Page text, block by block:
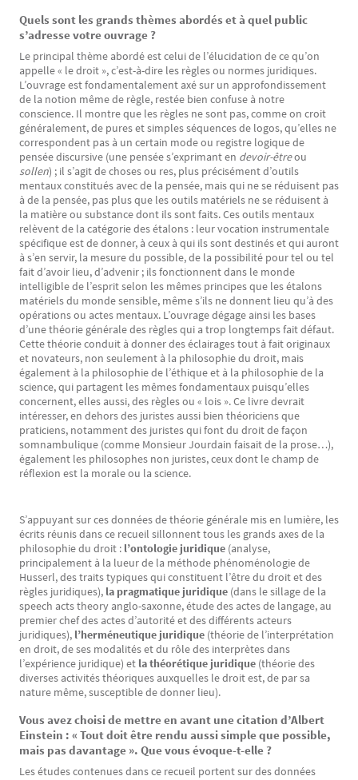
Quels sont les grands thèmes abordés et à quel public
s’adresse votre ouvrage ?
Le principal thème abordé est celui de l’élucidation de ce qu’on
appelle « le droit », c’est-à-dire les règles ou normes juridiques.
L’ouvrage est fondamentalement axé sur un approfondissement
de la notion même de règle, restée bien confuse à notre
conscience. Il montre que les règles ne sont pas, comme on croit
généralement, de pures et simples séquences de logos, qu’elles ne
correspondent pas à un certain mode ou registre logique de
pensée discursive (une pensée s’exprimant en devoir-êtreou
sollen) ; il s’agit de choses ou res, plus précisément d’outils
mentaux constitués avec de la pensée, mais qui ne se réduisent pas
à de la pensée, pas plus que les outils matériels ne se réduisent à
la matière ou substance dont ils sont faits. Ces outils mentaux
relèvent de la catégorie des étalons : leur vocation instrumentale
spécifique est de donner, à ceux à qui ils sont destinés et qui auront
à s’en servir, la mesure du possible, de la possibilité pour tel ou tel
fait d’avoir lieu, d’advenir ; ils fonctionnent dans le monde
intelligible de l’esprit selon les mêmes principes que les étalons
matériels du monde sensible, même s’ils ne donnent lieu qu’à des
opérations ou actes mentaux. L’ouvrage dégage ainsi les bases
d’une théorie générale des règles qui a trop longtemps fait défaut.
Cette théorie conduit à donner des éclairages tout à fait originaux
et novateurs, non seulement à la philosophie du droit, mais
également à la philosophie de l’éthique et à la philosophie de la
science, qui partagent les mêmes fondamentaux puisqu’elles
concernent, elles aussi, des règles ou « lois ». Ce livre devrait
intéresser, en dehors des juristes aussi bien théoriciens que
praticiens, notamment des juristes qui font du droit de façon
somnambulique (comme Monsieur Jourdain faisait de la prose…),
également les philosophes non juristes, ceux dont le champ de
réflexion est la morale ou la science.
Texte
S’appuyant sur ces données de théorie générale mis en lumière, les
écrits réunis dans ce recueil sillonnent tous les grands axes de la
philosophie du droit : l’ontologie juridique (analyse,
principalement à la lueur de la méthode phénoménologie de
Husserl, des traits typiques qui constituent l’être du droit et des
règles juridiques), la pragmatique juridique (dans le sillage de la
speech acts theory anglo-saxonne, étude des actes de langage, au
premier chef des actes d’autorité et des différents acteurs
juridiques), l’herméneutique juridique (théorie de l’interprétation
en droit, de ses modalités et du rôle des interprètes dans
l’expérience juridique) et la théorétique juridique (théorie des
diverses activités théoriques auxquelles le droit est, de par sa
nature même, susceptible de donner lieu).
Vous avez choisi de mettre en avant une citation d’Albert
Einstein : « Tout doit être rendu aussi simple que possible,
mais pas davantage ». Que vous évoque-t-elle ?
Les études contenues dans ce recueil portent sur des données